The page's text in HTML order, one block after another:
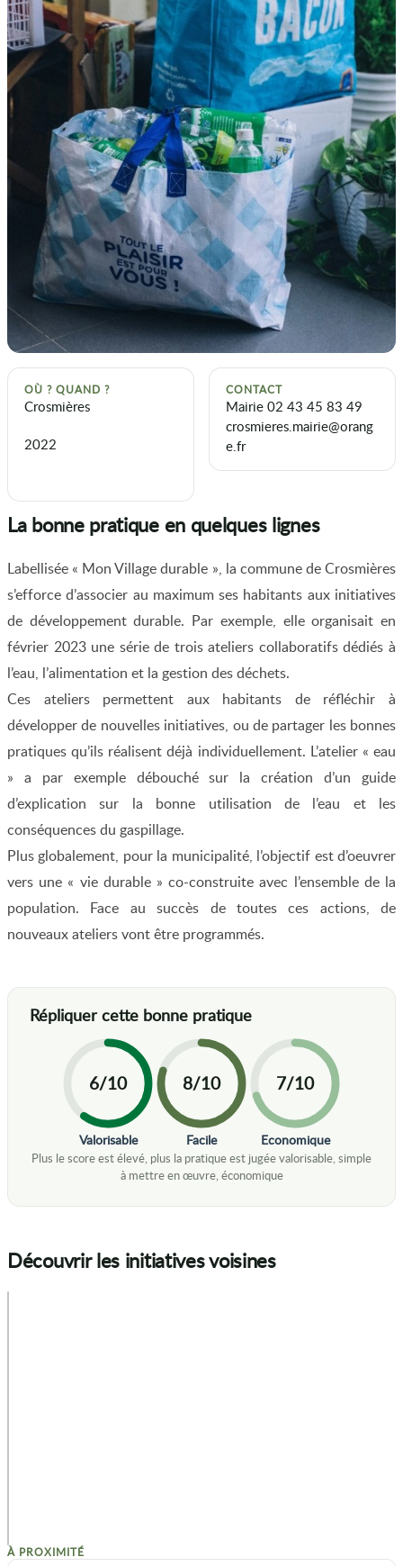
OÙ ? QUAND ?
Crosmières
2022
CONTACT
Mairie 02 43 45 83 49
crosmieres.mairie@orang
e.fr
La bonne pratique en quelques lignes
Labellisée « Mon Village durable », la commune de Crosmières
s’efforce d’associer au maximum ses habitants aux initiatives
de développement durable. Par exemple, elle organisait en
février 2023 une série de trois ateliers collaboratifs dédiés à
l’eau, l’alimentation et la gestion des déchets.
Ces ateliers permettent aux habitants de réfléchir à
développer de nouvelles initiatives, ou de partager les bonnes
pratiques qu’ils réalisent déjà individuellement. L’atelier « eau
» a par exemple débouché sur la création d’un guide
d’explication sur la bonne utilisation de l’eau et les
conséquences du gaspillage.
Plus globalement, pour la municipalité, l’objectif est d’oeuvrer
vers une « vie durable » co-construite avec l’ensemble de la
population. Face au succès de toutes ces actions, de
nouveaux ateliers vont être programmés.
6/10
Valorisable
8/10
Facile
7/10
Economique
Découvrir les initiatives voisines
À PROXIMITÉ